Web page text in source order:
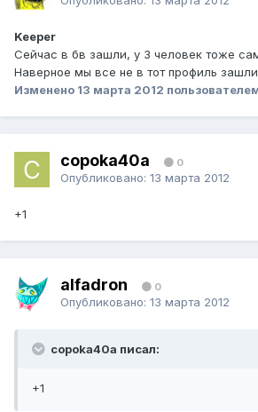
Keeper
Сейчас в бв зашли, у 3 человек тоже
Наверное мы все не в тот профиль
Изменено 13 марта 2012
copoka40a 0
Опубликовано: 13 марта 2012
+1
alfadron 0
Опубликовано: 13 марта 2012
copoka40a писал:
+1